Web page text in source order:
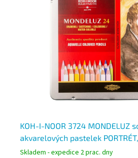
KOH-I-NOOR 3724 MONDELUZ
akvarelových pastelek
kazeta
Skladem - expedice 2 prac. dny